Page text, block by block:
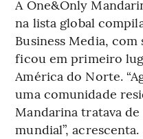
A One&Only
na lista global
Business Media,
ficou em primeiro
América do Norte.
uma comunidade
Mandarina tratava
mundial”, acrescenta.